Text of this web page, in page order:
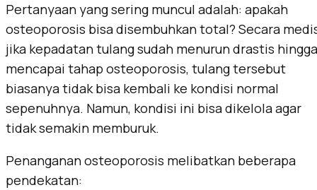
Pertanyaan yang sering muncul adalah: apakah
osteoporosis bisa disembuhkan total? Secara
jika kepadatan tulang sudah menurun drastis hingga
mencapai tahap osteoporosis, tulang tersebut
biasanya tidak bisa kembali ke kondisi normal
sepenuhnya. Namun, kondisi ini bisa dikelola agar
tidak semakin memburuk.
Penanganan osteoporosis melibatkan beberapa
pendekatan: